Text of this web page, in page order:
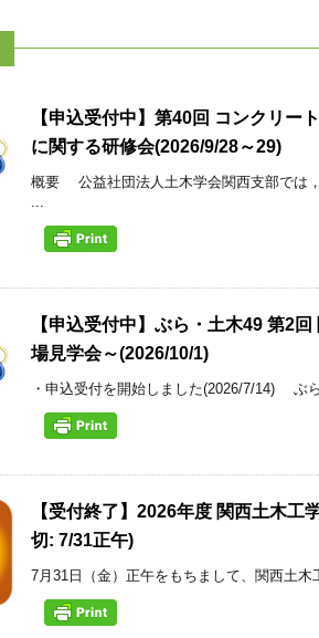
【申込受付中】第40回 コンクリー
に関する研修会(2026/9/28～29)
概要 公益社団法人土木学会関西支部では
...
【申込受付中】ぶら・土木49 第2
場見学会～(2026/10/1)
・申込受付を開始しました(2026/7/14) ぶ
【受付終了】2026年度 関西土木工
切: 7/31正午)
7月31日（金）正午をもちまして、関西土